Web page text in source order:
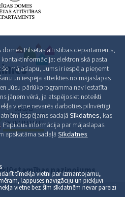
paziņojums
domes Pilsētas attīstības departaments,
elektroniskā pasta
šo mājaslapu, Jums ir iespēja pieņemt
un iespēja atteikties no mājaslapas
Jūsu pārlūkprogramma nav iestatīta
jāņem vērā, ja atspējosiet noteikti
vietne nevarēs darboties pilnvērtīgi.
iespējams sadaļā Sīkdatnes, kas
Papildus informācija par mājaslapas
apskatāma sadaļā Sīkdatnes
tīmekļa vietni par izmantojamu,
lappuses navigāciju un piekļuvi
vietne bez šīm sīkdatnēm nevar pareizi